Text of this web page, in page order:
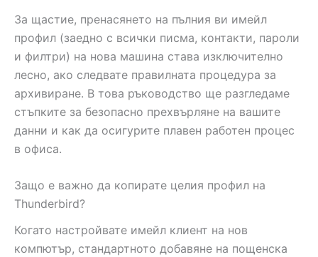
За щастие, пренасянето на пълния ви имейл
профил (заедно с всички писма, контакти, пароли
и филтри) на нова машина става изключително
лесно, ако следвате правилната процедура за
архивиране. В това ръководство ще разгледаме
стъпките за безопасно прехвърляне на вашите
данни и как да осигурите плавен работен процес
в офиса.
Защо е важно да копирате целия профил на
Thunderbird?
Когато настройвате имейл клиент на нов
компютър, стандартното добавяне на пощенска